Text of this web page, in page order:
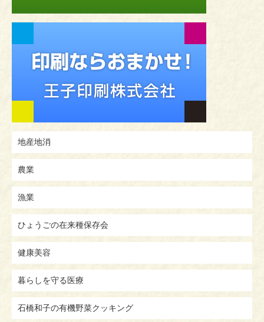
地産地消
農業
漁業
ひょうごの在来種保存会
健康美容
暮らしを守る医療
石橋和子の有機野菜クッキング